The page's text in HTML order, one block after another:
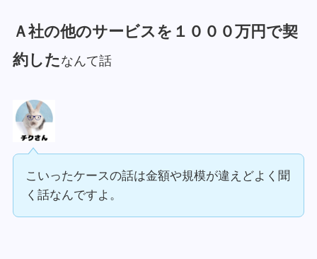
Ａ社の他のサービスを１０００万円で契
約した なんて話
こいったケースの話は金額や規模が違えどよく聞
く話なんですよ。